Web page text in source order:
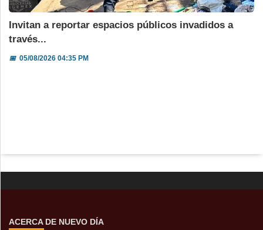
Invitan a reportar espacios públicos invadidos a
través...
📅05/08/2026 04:35 PM
ACERCA DE NUEVO DÍA